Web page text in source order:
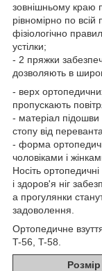
зовнішньому краю
рівномірно по
фізіологічно
устілки;
- 2 пряжки
дозволяють в
- верх
пропускають
- матеріал
стопу від
- форма
чоловіками і
Носіть
і здоров'я ніг
а прогулянки
задоволення.
Ортопедичне
T-56, T-58.
Розмір